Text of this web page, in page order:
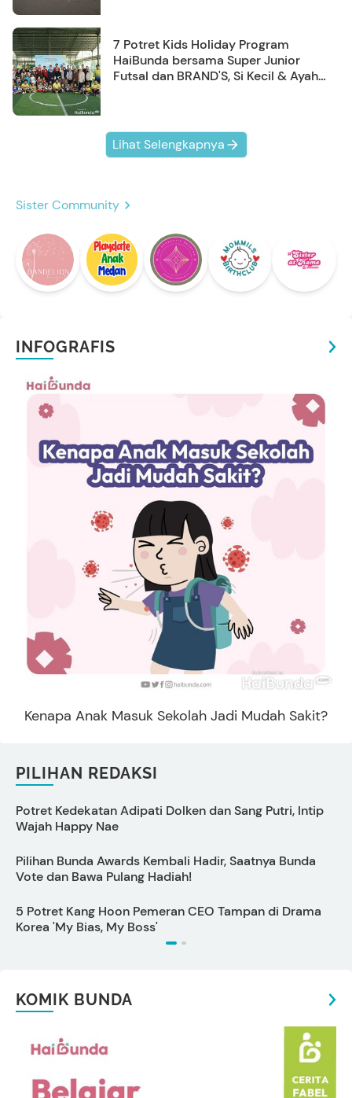
7 Potret Kids Holiday Program
HaiBunda bersama Super Junior
Futsal dan BRAND'S, Si Kecil & Ayah
Lihat Selengkapnya
Sister Community
INFOGRAFIS
Kenapa Anak Masuk Sekolah Jadi Mudah Sakit?
PILIHAN REDAKSI
Potret Kedekatan Adipati Dolken dan Sang Putri, Intip
Wajah Happy Nae
Pilihan Bunda Awards Kembali Hadir, Saatnya Bunda
Vote dan Bawa Pulang Hadiah!
5 Potret Kang Hoon Pemeran CEO Tampan di Drama
Korea 'My Bias, My Boss'
KOMIK BUNDA